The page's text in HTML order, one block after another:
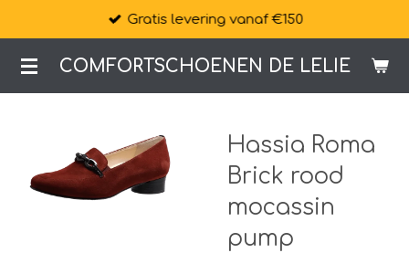
naar
de
COMFORTSCHOENEN DE LELIE
Gratis levering vanaf €150
Hassia Roma
Brick rood
mocassin
pump